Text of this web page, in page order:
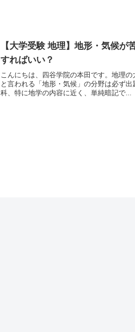
【大学受験 地理】地形・気候が
すればいい？
こんにちは、四谷学院の本田です。地理
と言われる「地形・気候」の分野は必ず
科、特に地学の内容に近く、単純暗記で...